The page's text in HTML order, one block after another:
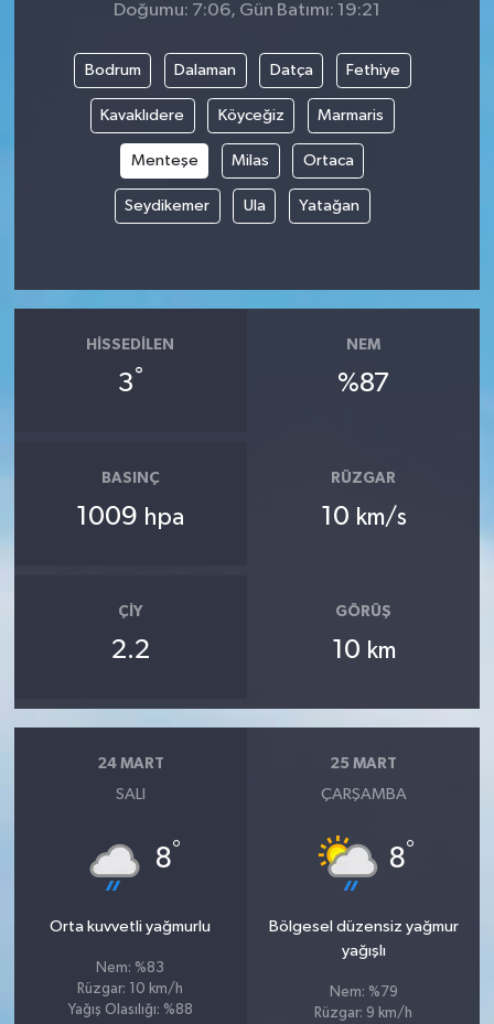
Doğumu: 7:06, Gün Batımı: 19:21
Bodrum Dalaman Datça Fethiye
Kavaklıdere Köyceğiz Marmaris
Menteşe Milas Ortaca
Seydikemer Ula Yatağan
HISSEDILEN
3°
NEM
%87
BASINÇ
1009 hpa
RÜZGAR
10 km/s
ÇIY
2.2
GÖRÜŞ
10 km
24 MART
SALI
8°
Orta kuvvetli yağmurlu
Nem: %83
Rüzgar: 10 km/h
Yağış Olasılığı: %88
25 MART
ÇARŞAMBA
8°
Bölgesel düzensiz yağmur
yağışlı
Nem: %79
Rüzgar: 9 km/h